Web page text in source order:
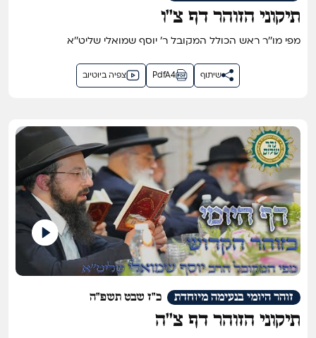
תיקוני הזוהר דף צ''ו
מפי מו''ר ראש הכולל המקובל ר' יוסף שמואלי שליט''א
צפיה ביוטיוב PdfA4 שיתוף
כ"ז שבט תשפ"ה זוהר היומי בנעימה מיוחדת
תיקוני הזוהר דף צ''ה